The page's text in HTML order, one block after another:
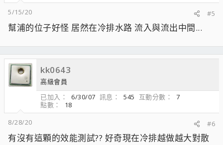
5/15/20
#5
幫浦的位子好怪 居然在冷排水路 流入與流出中間...
kk0643
高級會員
已加入
6/30/07 訊息 545 互動分數
7
點數
18
8/28/20
#6
有沒有這顆的效能測試?? 好奇現在冷排越做越大對散